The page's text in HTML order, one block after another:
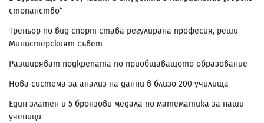
стопанство“
Треньор по вид спорт става регулирана професия, реши
Министерският съвет
Разширяват подкрепата по приобщаващото образование
Нова система за анализ на данни в близо 200 училища
Един златен и 5 бронзови медала по математика за наши
ученици